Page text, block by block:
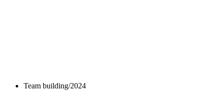
Team building/2024